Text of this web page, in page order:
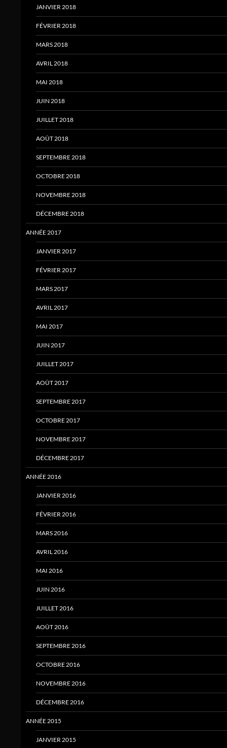
JANVIER 2018
FÉVRIER 2018
MARS 2018
AVRIL 2018
MAI 2018
JUIN 2018
JUILLET 2018
AOÛT 2018
SEPTEMBRE 2018
OCTOBRE 2018
NOVEMBRE 2018
DÉCEMBRE 2018
ANNÉE 2017
JANVIER 2017
FÉVRIER 2017
MARS 2017
AVRIL 2017
MAI 2017
JUIN 2017
JUILLET 2017
AOÛT 2017
SEPTEMBRE 2017
OCTOBRE 2017
NOVEMBRE 2017
DÉCEMBRE 2017
ANNÉE 2016
JANVIER 2016
FÉVRIER 2016
MARS 2016
AVRIL 2016
MAI 2016
JUIN 2016
JUILLET 2016
AOÛT 2016
SEPTEMBRE 2016
OCTOBRE 2016
NOVEMBRE 2016
DÉCEMBRE 2016
ANNÉE 2015
JANVIER 2015